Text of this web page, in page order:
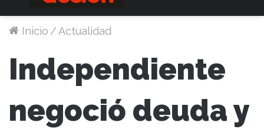
Inicio /Actualidad
Independiente
negoció deuda y